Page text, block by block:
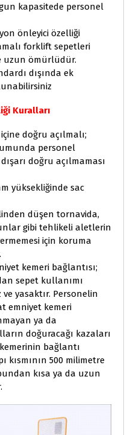
kapasitede personel
önleyici özelliği
forklift sepetleri
uzun ömürlüdür.
dışında ek
Kuralları
doğru açılmalı;
personel
doğru açılmaması
yüksekliğinde sac
düşen tornavida,
gibi tehlikeli aletlerin
için koruma
kemeri bağlantısı;
sepet kullanımı
yasaktır. Personelin
emniyet kemeri
ya da
doğuracağı kazaları
bağlantı
kısmının 500 milimetre
kısa ya da uzun